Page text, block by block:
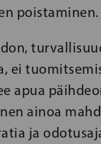
poistaminen.
ei
apua
ainoa
ja